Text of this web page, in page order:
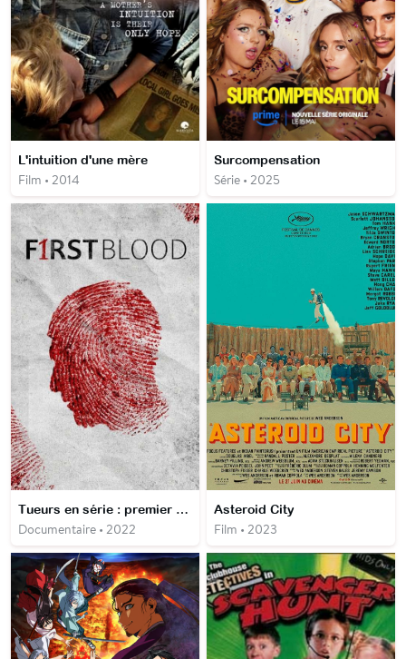
L'intuition d'une mère
Film • 2014
Surcompensation
Série • 2025
Tueurs en série : premier sang
Documentaire • 2022
Asteroid City
Film • 2023